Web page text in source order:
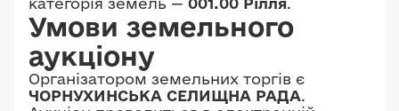
Умови земельного
аукціону
Організатором земельних торгів є
ЧОРНУХИНСЬКА СЕЛИЩНА РАДА.